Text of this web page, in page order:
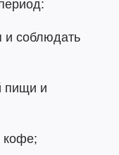
и соблюдать
пищи и
кофе;